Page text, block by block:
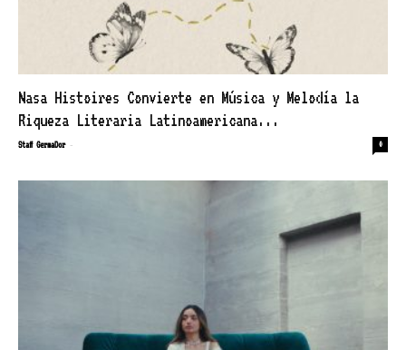
Nasa Histoires Convierte en Música y Melodía la
Riqueza Literaria Latinoamericana...
Staff GermaDor - 0